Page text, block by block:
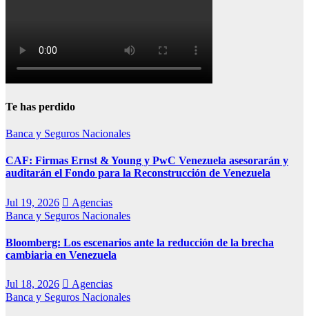
Te has perdido
Banca y Seguros Nacionales
CAF: Firmas Ernst & Young y PwC Venezuela asesorarán y
auditarán el Fondo para la Reconstrucción de Venezuela
Jul 19, 2026
Agencias
Banca y Seguros Nacionales
Bloomberg: Los escenarios ante la reducción de la brecha
cambiaria en Venezuela
Jul 18, 2026
Agencias
Banca y Seguros Nacionales